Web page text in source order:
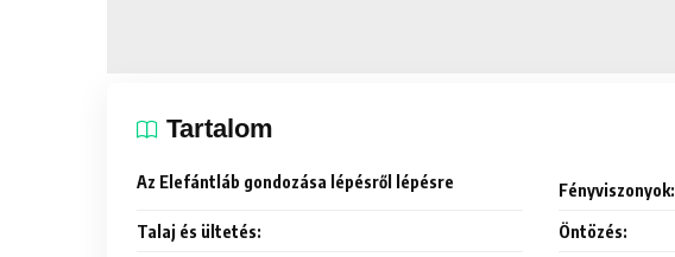
Tartalom
Az Elefántláb gondozása lépésről lépésre Fényviszonyok:
Talaj és ültetés: Öntözés: